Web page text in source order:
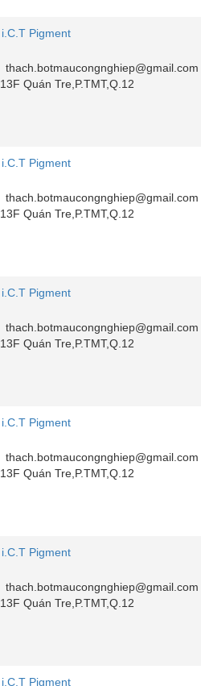
i.C.T Pigment
thach.botmaucongnghiep@gmail.com
13F Quán Tre,P.TMT,Q.12
i.C.T Pigment
thach.botmaucongnghiep@gmail.com
13F Quán Tre,P.TMT,Q.12
i.C.T Pigment
thach.botmaucongnghiep@gmail.com
13F Quán Tre,P.TMT,Q.12
i.C.T Pigment
thach.botmaucongnghiep@gmail.com
13F Quán Tre,P.TMT,Q.12
i.C.T Pigment
thach.botmaucongnghiep@gmail.com
13F Quán Tre,P.TMT,Q.12
i.C.T Pigment